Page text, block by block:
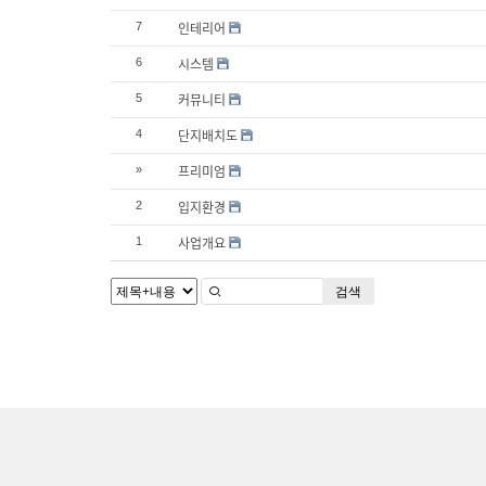
7 인테리어
6 시스템
5 커뮤니티
4 단지배치도
» 프리미엄
2 입지환경
1 사업개요
검색